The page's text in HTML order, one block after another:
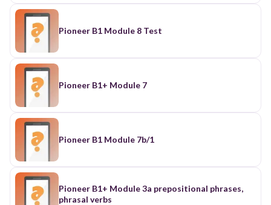
Pioneer B1 Module 8 Test
Pioneer B1+ Module 7
Pioneer B1 Module 7b/1
Pioneer B1+ Module 3a prepositional phrases,
phrasal verbs